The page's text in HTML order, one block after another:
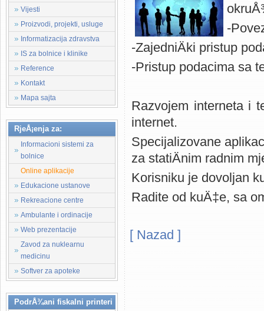
Vijesti
Proizvodi, projekti, usluge
Informatizacija zdravstva
IS za bolnice i klinike
Reference
Kontakt
Mapa sajta
RjeÅ¡enja za:
Informacioni sistemi za
bolnice
Online aplikacije
Edukacione ustanove
Rekreacione centre
Ambulante i ordinacije
Web prezentacije
Zavod za nuklearnu
medicinu
Softver za apoteke
PodrÅ¾ani fiskalni printeri
-
-ZajedniÄki pristup
-Pristup podacima sa
Razvojem interneta i
internet.
Specijalizovane
za statiÄnim radnim
Korisniku je dovoljan
Radite od kuÄ‡e, sa
[ Nazad ]